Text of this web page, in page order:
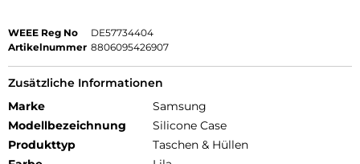
WEEE Reg No
DE57734404
Artikelnummer 8806095426907
Zusätzliche Informationen
Marke
Samsung
Modellbezeichnung
Silicone Case
Produkttyp
Taschen & Hüllen